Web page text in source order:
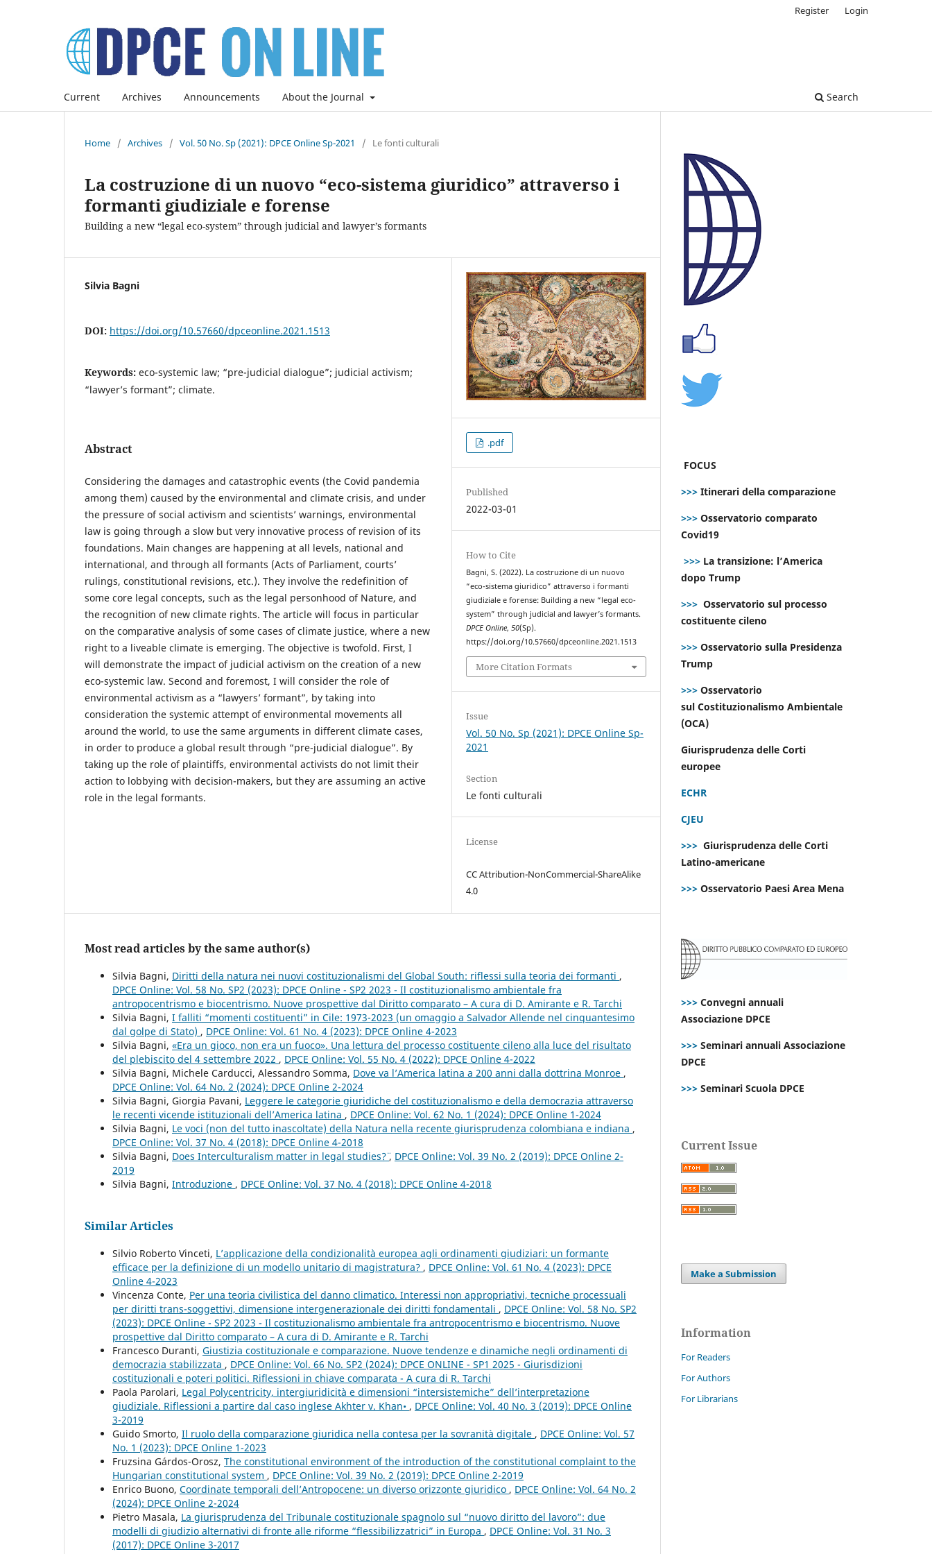
Current Archives Announcements About the Journal Search
Register Login
Home / Archives / Vol. 50 No. Sp (2021): DPCE Online Sp-2021 / Le fonti culturali
La costruzione di un nuovo “eco-sistema giuridico” attraverso i
formanti giudiziale e forense
Building a new “legal eco-system” through judicial and lawyer’s formants
Silvia Bagni
DOI: https://doi.org/10.57660/dpceonline.2021.1513
Keywords: eco-systemic law; “pre-judicial dialogue”; judicial activism;
“lawyer’s formant”; climate.
Abstract
Considering the damages and catastrophic events (the Covid pandemia
among them) caused by the environmental and climate crisis, and under
the pressure of social activism and scientists’ warnings, environmental
law is going through a slow but very innovative process of revision of its
foundations. Main changes are happening at all levels, national and
international, and through all formants (Acts of Parliament, courts’
rulings, constitutional revisions, etc.). They involve the redefinition of
some core legal concepts, such as the legal personhood of Nature, and
the recognition of new climate rights. The article will focus in particular
on the comparative analysis of some cases of climate justice, where a new
right to a liveable climate is emerging. The objective is twofold. First, I
will demonstrate the impact of judicial activism on the creation of a new
eco-systemic law. Second and foremost, I will consider the role of
environmental activism as a “lawyers’ formant”, by taking into
consideration the systemic attempt of environmental movements all
around the world, to use the same arguments in different climate cases,
in order to produce a global result through “pre-judicial dialogue”. By
taking up the role of plaintiffs, environmental activists do not limit their
action to lobbying with decision-makers, but they are assuming an active
role in the legal formants.
.pdf
Published
2022-03-01
How to Cite
Bagni, S. (2022). La costruzione di un nuovo
“eco-sistema giuridico” attraverso i formanti
giudiziale e forense: Building a new “legal eco-
system” through judicial and lawyer’s formants.
DPCE Online,50(Sp).
https://doi.org/10.57660/dpceonline.2021.1513
More Citation Formats
Issue
Vol. 50 No. Sp (2021): DPCE Online Sp-
2021
Section
Le fonti culturali
License
CC Attribution-NonCommercial-ShareAlike
4.0
Most read articles by the same author(s)
Silvia Bagni, Diritti della natura nei nuovi costituzionalismi del Global South: riflessi sulla teoria dei formanti ,
DPCE Online: Vol. 58 No. SP2 (2023): DPCE Online - SP2 2023 - Il costituzionalismo ambientale fra
antropocentrismo e biocentrismo. Nuove prospettive dal Diritto comparato – A cura di D. Amirante e R. Tarchi
Silvia Bagni, I falliti “momenti costituenti” in Cile: 1973-2023 (un omaggio a Salvador Allende nel cinquantesimo
dal golpe di Stato) , DPCE Online: Vol. 61 No. 4 (2023): DPCE Online 4-2023
Silvia Bagni, «Era un gioco, non era un fuoco». Una lettura del processo costituente cileno alla luce del risultato
del plebiscito del 4 settembre 2022 , DPCE Online: Vol. 55 No. 4 (2022): DPCE Online 4-2022
Silvia Bagni, Michele Carducci, Alessandro Somma, Dove va l’America latina a 200 anni dalla dottrina Monroe ,
DPCE Online: Vol. 64 No. 2 (2024): DPCE Online 2-2024
Silvia Bagni, Giorgia Pavani, Leggere le categorie giuridiche del costituzionalismo e della democrazia attraverso
le recenti vicende istituzionali dell’America latina , DPCE Online: Vol. 62 No. 1 (2024): DPCE Online 1-2024
Silvia Bagni, Le voci (non del tutto inascoltate) della Natura nella recente giurisprudenza colombiana e indiana ,
DPCE Online: Vol. 37 No. 4 (2018): DPCE Online 4-2018
Silvia Bagni, Does Interculturalism matter in legal studies?¨, DPCE Online: Vol. 39 No. 2 (2019): DPCE Online 2-
2019
Silvia Bagni, Introduzione , DPCE Online: Vol. 37 No. 4 (2018): DPCE Online 4-2018
Similar Articles
Silvio Roberto Vinceti, L’applicazione della condizionalità europea agli ordinamenti giudiziari: un formante
efficace per la definizione di un modello unitario di magistratura? , DPCE Online: Vol. 61 No. 4 (2023): DPCE
Online 4-2023
Vincenza Conte, Per una teoria civilistica del danno climatico. Interessi non appropriativi, tecniche processuali
per diritti trans-soggettivi, dimensione intergenerazionale dei diritti fondamentali , DPCE Online: Vol. 58 No. SP2
(2023): DPCE Online - SP2 2023 - Il costituzionalismo ambientale fra antropocentrismo e biocentrismo. Nuove
prospettive dal Diritto comparato – A cura di D. Amirante e R. Tarchi
Francesco Duranti, Giustizia costituzionale e comparazione. Nuove tendenze e dinamiche negli ordinamenti di
democrazia stabilizzata , DPCE Online: Vol. 66 No. SP2 (2024): DPCE ONLINE - SP1 2025 - Giurisdizioni
costituzionali e poteri politici. Riflessioni in chiave comparata - A cura di R. Tarchi
Paola Parolari, Legal Polycentricity, intergiuridicità e dimensioni “intersistemiche” dell’interpretazione
giudiziale. Riflessioni a partire dal caso inglese Akhter v. Khan• , DPCE Online: Vol. 40 No. 3 (2019): DPCE Online
3-2019
Guido Smorto, Il ruolo della comparazione giuridica nella contesa per la sovranità digitale , DPCE Online: Vol. 57
No. 1 (2023): DPCE Online 1-2023
Fruzsina Gárdos-Orosz, The constitutional environment of the introduction of the constitutional complaint to the
Hungarian constitutional system , DPCE Online: Vol. 39 No. 2 (2019): DPCE Online 2-2019
Enrico Buono, Coordinate temporali dell’Antropocene: un diverso orizzonte giuridico , DPCE Online: Vol. 64 No. 2
(2024): DPCE Online 2-2024
Pietro Masala, La giurisprudenza del Tribunale costituzionale spagnolo sul “nuovo diritto del lavoro”: due
modelli di giudizio alternativi di fronte alle riforme “flessibilizzatrici” in Europa , DPCE Online: Vol. 31 No. 3
(2017): DPCE Online 3-2017
FOCUS
>>> Itinerari della comparazione
>>> Osservatorio comparato
Covid19
>>> La transizione: l’America
dopo Trump
>>> Osservatorio sul processo
costituente cileno
>>> Osservatorio sulla Presidenza
Trump
>>> Osservatorio
sul Costituzionalismo Ambientale
(OCA)
Giurisprudenza delle Corti
europee
ECHR
CJEU
>>> Giurisprudenza delle Corti
Latino-americane
>>> Osservatorio Paesi Area Mena
>>> Convegni annuali
Associazione DPCE
>>> Seminari annuali Associazione
DPCE
>>> Seminari Scuola DPCE
Current Issue
Make a Submission
Information
For Readers
For Authors
For Librarians